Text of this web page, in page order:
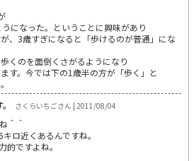
になった。ということに興味があり
、3歳すぎになると「歩けるのが普通」にな
くのを面倒くさがるようになり
す。今では下の1歳半の方が「歩く」と
さくらいちごさん | 2011/08/04
＾＾
ロ近くあるんですね。
的ですよね。